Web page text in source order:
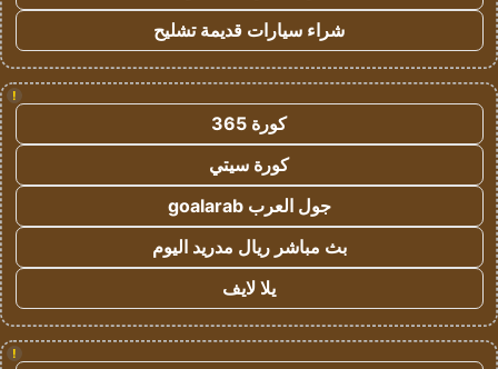
شراء سيارات قديمة تشليح
!
كورة 365
كورة سيتي
جول العرب goalarab
بث مباشر ريال مدريد اليوم
يلا لايف
!